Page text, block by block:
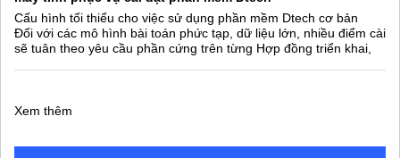
Cấu hình tối thiểu cho việc sử dụng phần mềm Dtech cơ bản
Đối với các mô hình bài toán phức tạp, dữ liệu lớn, nhiều điểm cài
sẽ tuân theo yêu cầu phần cứng trên từng Hợp đồng triển khai,
Xem thêm